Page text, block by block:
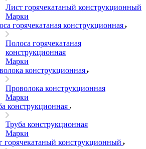
Лист горячекатаный конструкционный
Марки
горячекатаная конструкционная
Полоса горячекатаная
конструкционная
Марки
конструкционная
Проволока конструкционная
Марки
конструкционная
Труба конструкционная
Марки
горячекатаный конструкционный